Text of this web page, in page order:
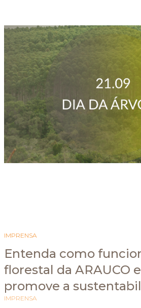
IMPRENSA
Entenda como
florestal da ARAUCO
promove a
IMPRENSA